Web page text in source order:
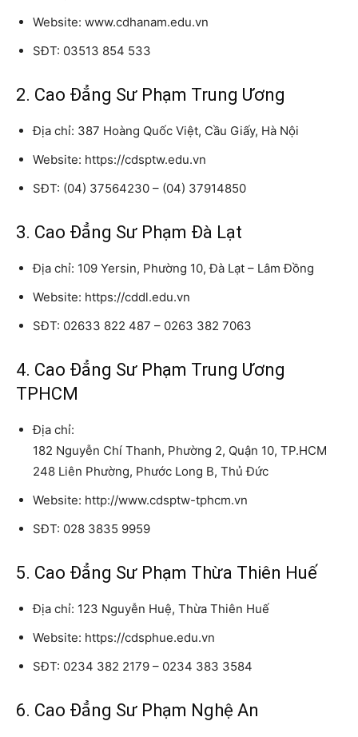
Website: www.cdhanam.edu.vn
SĐT: 03513 854 533
2. Cao Đẳng Sư Phạm Trung Ương
Địa chỉ: 387 Hoàng Quốc Việt, Cầu Giấy, Hà Nội
Website: https://cdsptw.edu.vn
SĐT: (04) 37564230 – (04) 37914850
3. Cao Đẳng Sư Phạm Đà Lạt
Địa chỉ: 109 Yersin, Phường 10, Đà Lạt – Lâm Đồng
Website: https://cddl.edu.vn
SĐT: 02633 822 487 – 0263 382 7063
4. Cao Đẳng Sư Phạm Trung Ương
TPHCM
Địa chỉ:
182 Nguyễn Chí Thanh, Phường 2, Quận 10, TP.HCM
248 Liên Phường, Phước Long B, Thủ Đức
Website: http://www.cdsptw-tphcm.vn
SĐT: 028 3835 9959
5. Cao Đẳng Sư Phạm Thừa Thiên Huế
Địa chỉ: 123 Nguyễn Huệ, Thừa Thiên Huế
Website: https://cdsphue.edu.vn
SĐT: 0234 382 2179 – 0234 383 3584
6. Cao Đẳng Sư Phạm Nghệ An